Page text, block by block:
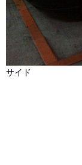
サイド